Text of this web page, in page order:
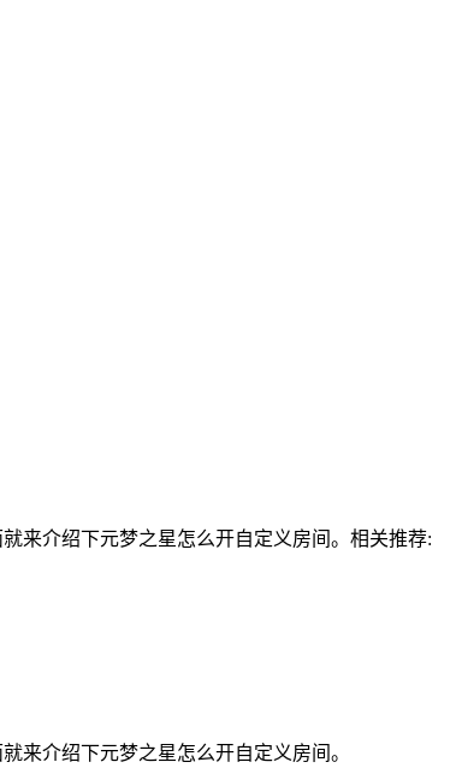
来介绍下元梦之星怎么开自定义房间。相关推荐:
来介绍下元梦之星怎么开自定义房间。